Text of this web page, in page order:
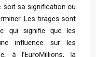
soit sa signification ou
Les tirages sont
qui signifie que les
influence sur les
à l’EuroMillions, la